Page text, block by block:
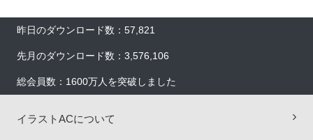
昨日のダウンロード数：57,821
先月のダウンロード数：3,576,106
総会員数：1600万人を突破しました
イラストACについて